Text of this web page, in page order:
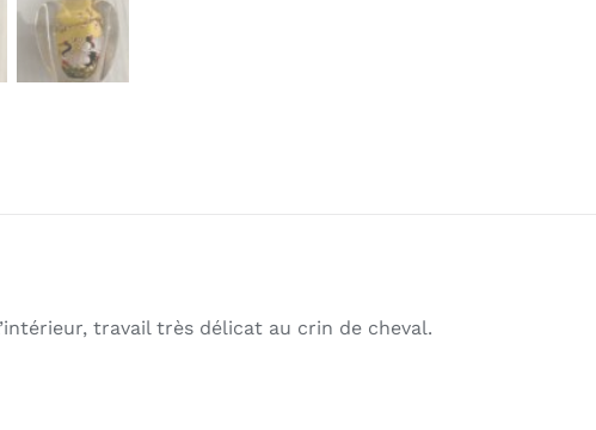
travail très délicat au crin de cheval.